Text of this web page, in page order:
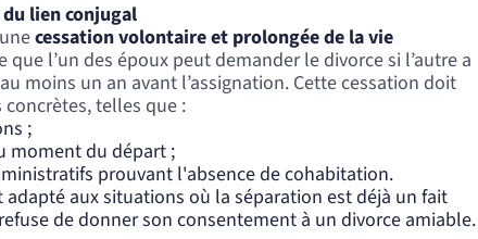
lien conjugal
cessation volontaire et prolongée de la vie
que l’un des époux peut demander le divorce si l’autre a
moins un an avant l’assignation. Cette cessation doit
concrètes, telles que :
;
moment du départ ;
prouvant l'absence de cohabitation.
aux situations où la séparation est déjà un fait
de donner son consentement à un divorce amiable.